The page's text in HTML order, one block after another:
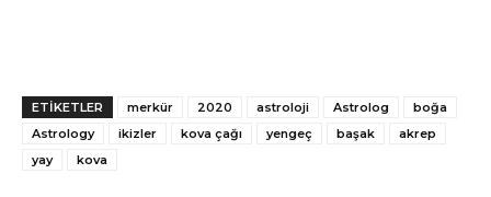
ETİKETLER merkür 2020 astroloji Astrolog
boğa
Astrology
ikizler kova çağı yengeç başak
akrep
yay
kova